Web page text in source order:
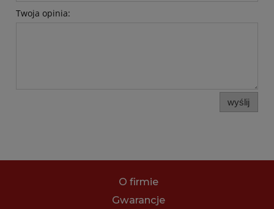
Twoja opinia:
wyślij
O firmie
Gwarancje